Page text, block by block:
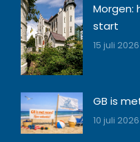
Morgen:
start
15 juli 2026
GB is
10 juli 2026